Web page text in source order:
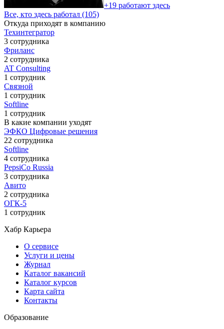
+19 работают здесь
Все, кто здесь работал (105)
Откуда приходят в компанию
Техинтегратор
3 сотрудника
Фриланс
2 сотрудника
AT Consulting
1 сотрудник
Связной
1 сотрудник
Softline
1 сотрудник
В какие компании уходят
ЭФКО Цифровые решения
22 сотрудника
Softline
4 сотрудника
PepsiCo Russia
3 сотрудника
Авито
2 сотрудника
ОГК-5
1 сотрудник
Хабр Карьера
О сервисе
Услуги и цены
Журнал
Каталог вакансий
Каталог курсов
Карта сайта
Контакты
Образование